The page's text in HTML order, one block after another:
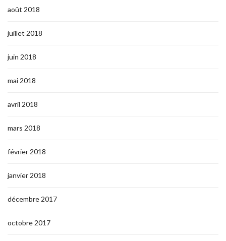
août 2018
juillet 2018
juin 2018
mai 2018
avril 2018
mars 2018
février 2018
janvier 2018
décembre 2017
octobre 2017